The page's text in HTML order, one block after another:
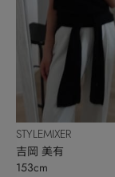
STYLEMIXER
吉岡 美有
153cm